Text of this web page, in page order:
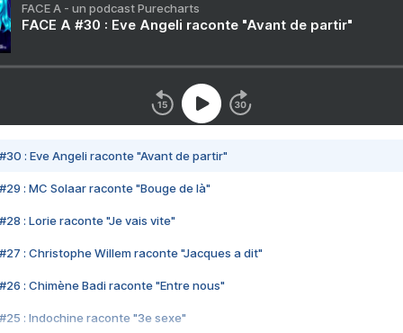
FACE A - un podcast Purecharts
FACE A #30 : Eve Angeli raconte "Avant de partir"
#30 : Eve Angeli raconte "Avant de partir"
#29 : MC Solaar raconte "Bouge de là"
#28 : Lorie raconte "Je vais vite"
#27 : Christophe Willem raconte "Jacques a dit"
#26 : Chimène Badi raconte "Entre nous"
#25 : Indochine raconte "3e sexe"